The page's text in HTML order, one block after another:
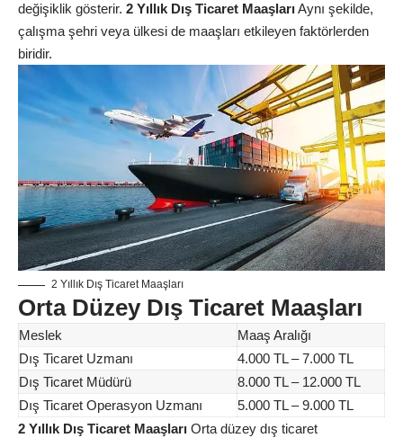
değişiklik gösterir. 2 Yıllık Dış Ticaret MaaşlarıAynı şekilde,
çalışma şehri veya ülkesi de maaşları etkileyen faktörlerden
biridir.
2 Yıllık Dış Ticaret Maaşları
Orta Düzey Dış Ticaret Maaşları
Meslek
Maaş Aralığı
Dış Ticaret Uzmanı
4.000 TL – 7.000 TL
Dış Ticaret Müdürü
8.000 TL – 12.000 TL
Dış Ticaret Operasyon Uzmanı
5.000 TL – 9.000 TL
2 Yıllık Dış Ticaret Maaşları Orta düzey dış ticaret